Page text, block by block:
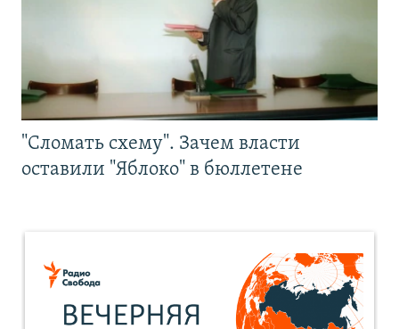
"Сломать схему". Зачем власти
оставили "Яблоко" в бюллетене